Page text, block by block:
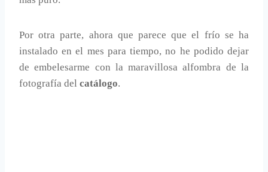
Por otra parte, ahora que parece que el frío se ha
instalado en el mes para tiempo, no he podido dejar
de embelesarme con la maravillosa alfombra de la
fotografía del catálogo.